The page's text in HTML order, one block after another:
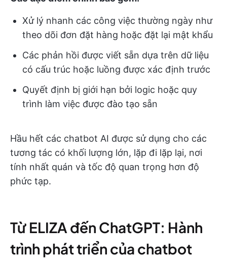
Xử lý nhanh các công việc thường ngày như
theo dõi đơn đặt hàng hoặc đặt lại mật khẩu
Các phản hồi được viết sẵn dựa trên dữ liệu
có cấu trúc hoặc luồng được xác định trước
Quyết định bị giới hạn bởi logic hoặc quy
trình làm việc được đào tạo sẵn
Hầu hết các chatbot AI được sử dụng cho các
tương tác có khối lượng lớn, lặp đi lặp lại, nơi
tính nhất quán và tốc độ quan trọng hơn độ
phức tạp.
Từ ELIZA đến ChatGPT: Hành
trình phát triển của chatbot